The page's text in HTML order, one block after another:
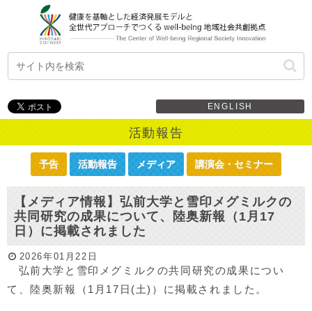
ENGLISH
活動報告
予告 活動報告 メディア 講演会・セミナー
【メディア情報】弘前大学と雪印メグミルクの
共同研究の成果について、陸奥新報（1月17
日）に掲載されました
2026年01月22日
弘前大学と雪印メグミルクの共同研究の成果につい
て、陸奥新報（1月17日(土)）に掲載されました。